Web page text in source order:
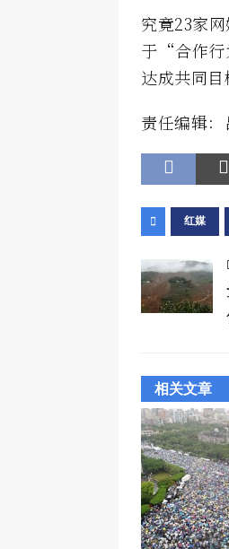
究竟23家
于“合作行
达成共同
责任编辑
红媒
相关文章